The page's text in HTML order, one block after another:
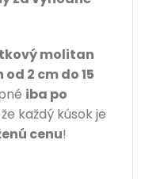
molitan
2 cm do 15
iba po
každý kúsok je
cenu!